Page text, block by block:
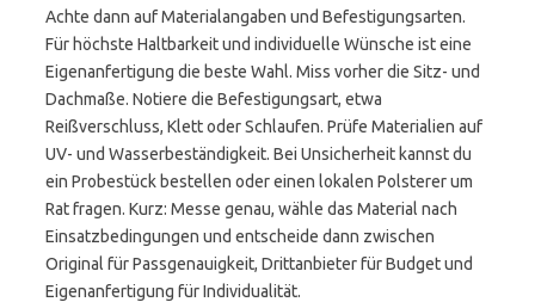
Achte dann auf Materialangaben und Befestigungsarten.
Für höchste Haltbarkeit und individuelle Wünsche ist eine
Eigenanfertigung die beste Wahl. Miss vorher die Sitz- und
Dachmaße. Notiere die Befestigungsart, etwa
Reißverschluss, Klett oder Schlaufen. Prüfe Materialien auf
UV- und Wasserbeständigkeit. Bei Unsicherheit kannst du
ein Probestück bestellen oder einen lokalen Polsterer um
Rat fragen. Kurz: Messe genau, wähle das Material nach
Einsatzbedingungen und entscheide dann zwischen
Original für Passgenauigkeit, Drittanbieter für Budget und
Eigenanfertigung für Individualität.